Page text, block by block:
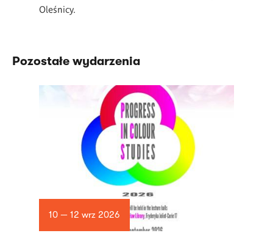
Oleśnicy.
Pozostałe wydarzenia
10 — 12 wrz 2026